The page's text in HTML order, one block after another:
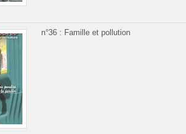
n°36 : Famille et pollution